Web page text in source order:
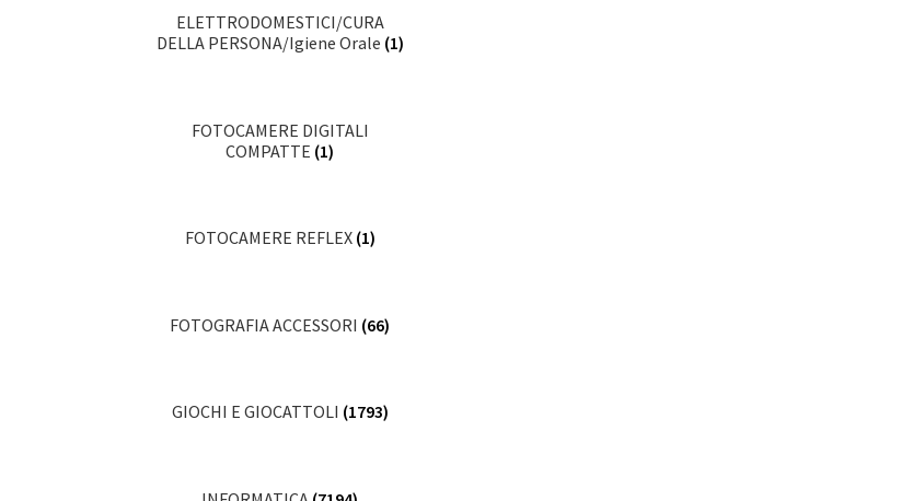
ELETTRODOMESTICI/CURA
DELLA PERSONA/Igiene Orale (1)
FOTOCAMERE DIGITALI
COMPATTE (1)
FOTOCAMERE REFLEX (1)
FOTOGRAFIA ACCESSORI (66)
GIOCHI E GIOCATTOLI (1793)